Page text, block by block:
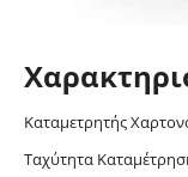
Καταμετρητής
Ταχύτητα